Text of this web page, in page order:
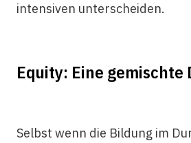
intensiven unterscheiden.
Equity: Eine gemischte
Selbst wenn die Bildung im